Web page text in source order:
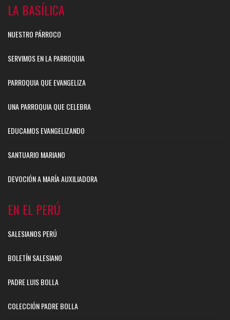
LA BASÍLICA
NUESTRO PÁRROCO
SERVIMOS EN LA PARROQUIA
PARROQUIA QUE EVANGELIZA
UNA PARROQUIA QUE CELEBRA
EDUCAMOS EVANGELIZANDO
SANTUARIO MARIANO
DEVOCIÓN A MARÍA AUXILIADORA
EN EL PERÚ
SALESIANOS PERÚ
BOLETÍN SALESIANO
PADRE LUIS BOLLA
COLECCIÓN PADRE BOLLA